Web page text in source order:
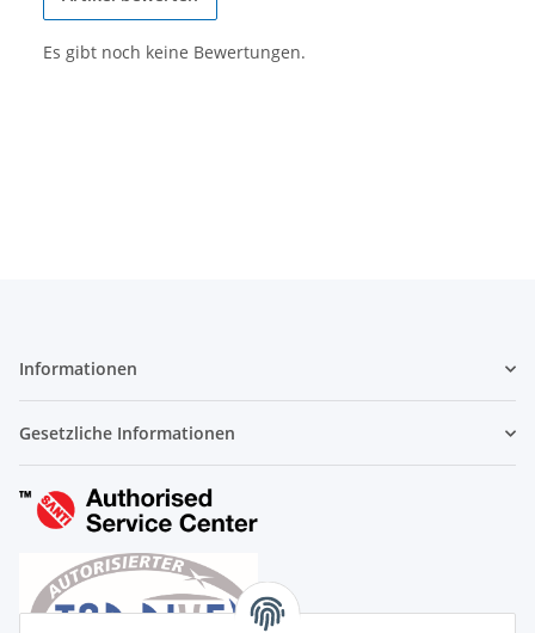
Es gibt noch keine Bewertungen.
Informationen
Gesetzliche Informationen